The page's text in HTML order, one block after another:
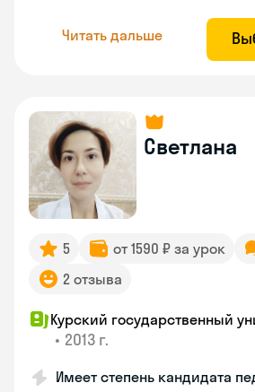
Читать дальше
Светлана
5 от 1590 ₽ за урок
2 отзыва
Курский государственный
• 2013 г.
Имеет степень кандидата